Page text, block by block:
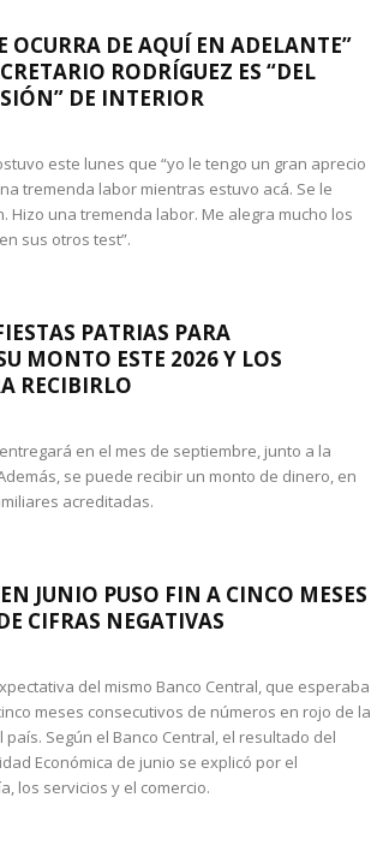
OCURRA DE AQUÍ EN ADELANTE”
RODRÍGUEZ ES “DEL
DE INTERIOR
este lunes que “yo le tengo un gran aprecio
tremenda labor mientras estuvo acá. Se le
Hizo una tremenda labor. Me alegra mucho los
sus otros test”.
PATRIAS PARA
MONTO ESTE 2026 Y LOS
RECIBIRLO
en el mes de septiembre, junto a la
se puede recibir un monto de dinero, en
acreditadas.
JUNIO PUSO FIN A CINCO MESES
CIFRAS NEGATIVAS
del mismo Banco Central, que esperaba
meses consecutivos de números en rojo de la
Según el Banco Central, el resultado del
Económica de junio se explicó por el
los servicios y el comercio.